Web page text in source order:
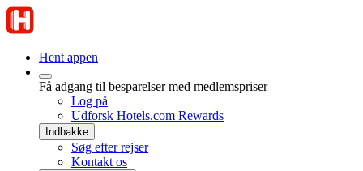
Hent appen
Få adgang til besparelser med medlemspriser
Log på
Udforsk Hotels.com Rewards
Indbakke
Søg efter rejser
Kontakt os